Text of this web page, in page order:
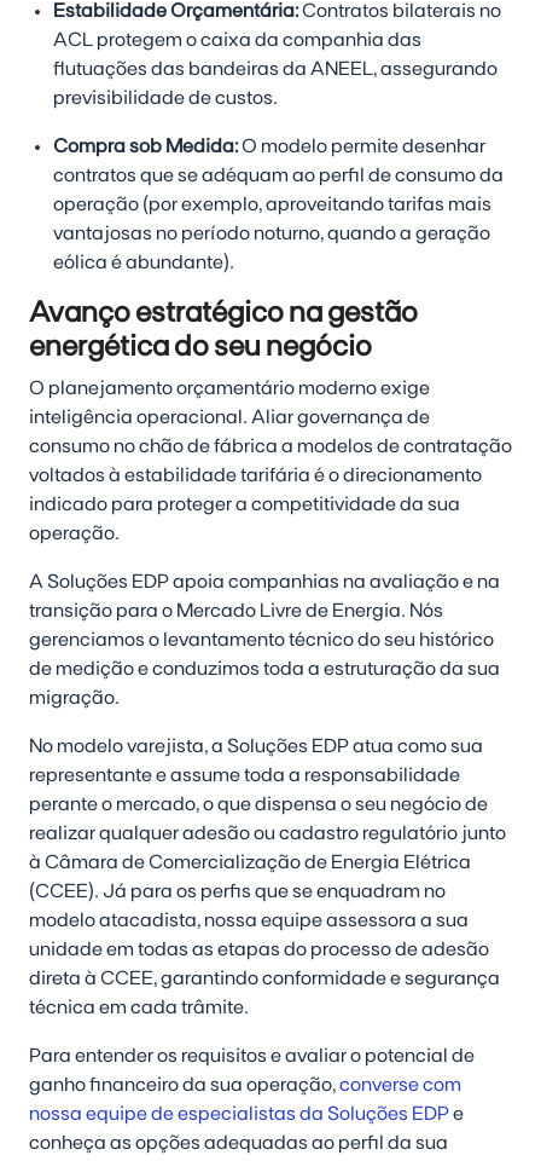
Estabilidade Orçamentária:Contratos bilaterais no
ACL protegem o caixa da companhia das
flutuações das bandeiras da ANEEL, assegurando
previsibilidade de custos.
Compra sob Medida:O modelo permite desenhar
contratos que se adéquam ao perfil de consumo da
operação (por exemplo, aproveitando tarifas mais
vantajosas no período noturno, quando a geração
eólica é abundante).
Avanço estratégico na gestão
energética do seu negócio
O planejamento orçamentário moderno exige
inteligência operacional. Aliar governança de
consumo no chão de fábrica a modelos de contratação
voltados à estabilidade tarifária é o direcionamento
indicado para proteger a competitividade da sua
operação.
A Soluções EDPapoia companhias na avaliação e na
transição para o Mercado Livre de Energia. Nós
gerenciamos o levantamento técnico do seu histórico
de medição e conduzimos toda a estruturação da sua
migração.
No modelo varejista, a Soluções EDPatua como sua
representante e assume toda a responsabilidade
perante o mercado, o que dispensa o seu negócio de
realizar qualquer adesão ou cadastro regulatório junto
à Câmara de Comercialização de Energia Elétrica
(CCEE). Já para os perfis que se enquadram no
modelo atacadista, nossa equipe assessora a sua
unidade em todas as etapas do processo de adesão
direta à CCEE, garantindo conformidade e segurança
técnica em cada trâmite.
Para entender os requisitos e avaliar o potencial de
ganho financeiro da sua operação,converse com
nossa equipe de especialistas da Soluções EDPe
conheça as opções adequadas ao perfil da sua